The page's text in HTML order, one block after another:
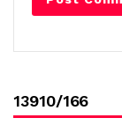
13910/166